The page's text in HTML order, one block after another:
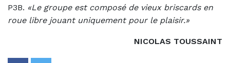
P3B. «Le groupe est composé de vieux briscards en
roue libre jouant uniquement pour le plaisir.»
NICOLAS TOUSSAINT